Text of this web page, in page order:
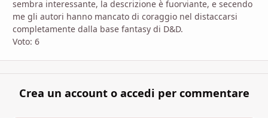
sembra interessante, la descrizione è fuorviante, e secendo
me gli autori hanno mancato di coraggio nel distaccarsi
completamente dalla base fantasy di D&D.
Voto: 6
Crea un account o accedi per commentare